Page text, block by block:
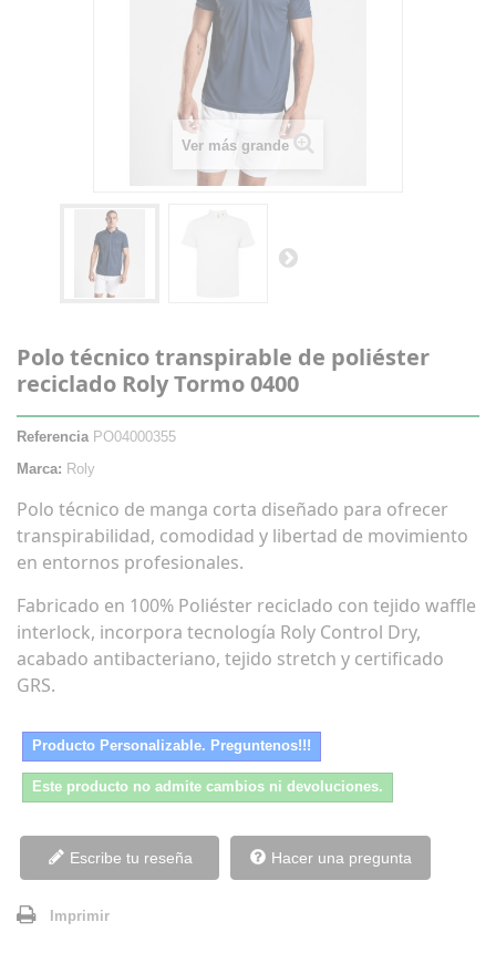
Ver más grande
Polo técnico transpirable de poliéster
reciclado Roly Tormo 0400
Referencia PO04000355
Marca: Roly
Polo técnico de manga corta diseñado para ofrecer
transpirabilidad, comodidad y libertad de movimiento
en entornos profesionales.
Fabricado en 100% Poliéster reciclado con tejido waffle
interlock, incorpora tecnología Roly Control Dry,
acabado antibacteriano, tejido stretch y certificado
GRS.
Producto Personalizable. Preguntenos!!!
Este producto no admite cambios ni devoluciones.
Escribe tu reseña Hacer una pregunta
Imprimir